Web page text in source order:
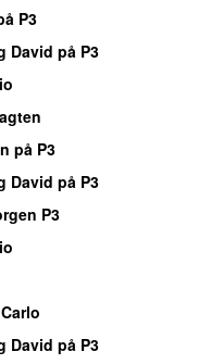
P3
David på P3
på P3
David på P3
P3
David på P3